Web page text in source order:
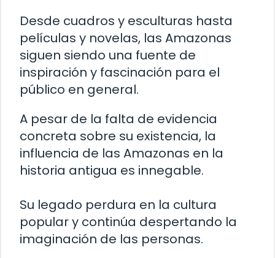
Desde cuadros y esculturas hasta
películas y novelas, las Amazonas
siguen siendo una fuente de
inspiración y fascinación para el
público en general.
A pesar de la falta de evidencia
concreta sobre su existencia, la
influencia de las Amazonas en la
historia antigua es innegable.
Su legado perdura en la cultura
popular y continúa despertando la
imaginación de las personas.